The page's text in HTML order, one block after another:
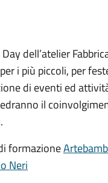
dell’atelier
i più piccoli, per
di eventi ed
il
formazione
Neri